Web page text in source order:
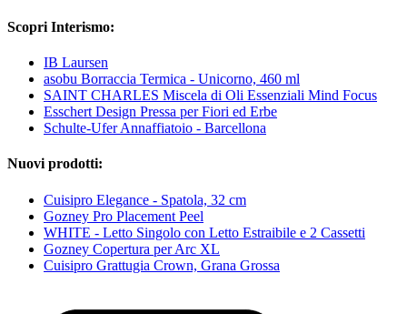
Scopri Interismo:
IB Laursen
asobu Borraccia Termica - Unicorno, 460 ml
SAINT CHARLES Miscela di Oli Essenziali Mind Focus
Esschert Design Pressa per Fiori ed Erbe
Schulte-Ufer Annaffiatoio - Barcellona
Nuovi prodotti:
Cuisipro Elegance - Spatola, 32 cm
Gozney Pro Placement Peel
WHITE - Letto Singolo con Letto Estraibile e 2 Cassetti
Gozney Copertura per Arc XL
Cuisipro Grattugia Crown, Grana Grossa